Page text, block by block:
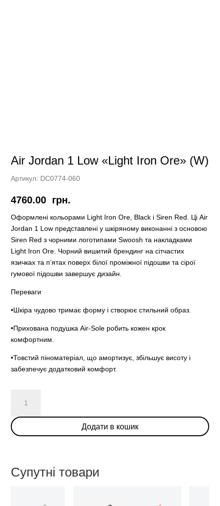
Air Jordan 1 Low «Light Iron Ore» (W)
Артикул: DC0774-060
4760.00 грн.
Оформлені кольорами Light Iron Ore, Black і Siren Red. Ці Air
Jordan 1 Low представлені у шкіряному виконанні з основою
Siren Red з чорними логотипами Swoosh та накладками
Light Iron Ore. Чорний вишитий брендинг на сітчастих
язичках та п’ятах поверх білої проміжної підошви та сірої
гумової підошви завершує дизайн.
Переваги
•Шкіра чудово тримає форму і створює стильний образ.
•Прихована подушка Air-Sole робить кожен крок
комфортним.
•Товстий піноматеріал, що амортизує, збільшує висоту і
забезпечує додатковий комфорт.
Jordan
1
Low
(W)
Додати в кошик
Супутні товари